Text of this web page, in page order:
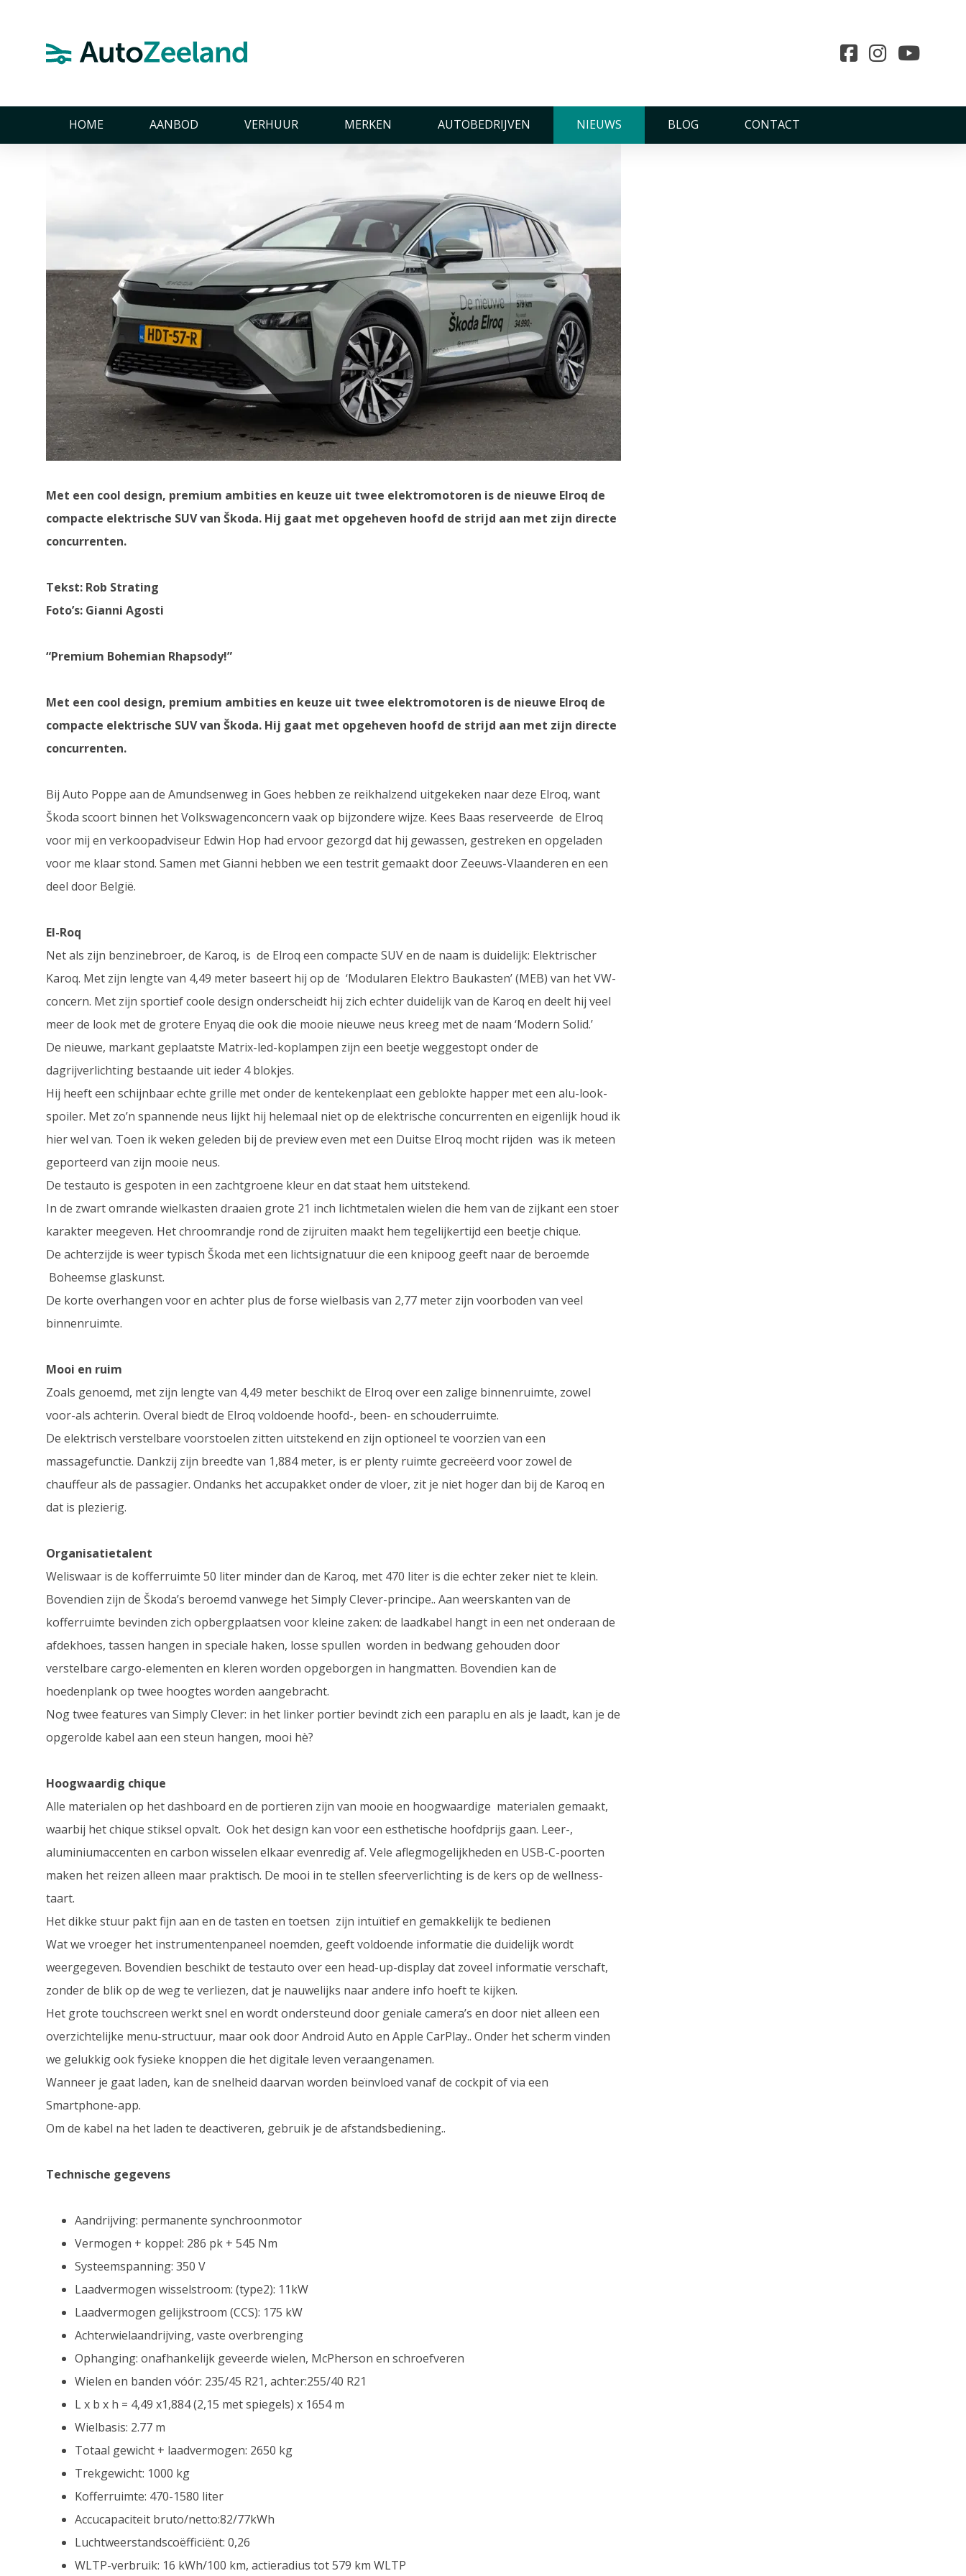
HOME AANBOD VERHUUR MERKEN AUTOBEDRIJVEN NIEUWS BLOG CONTACT
AutoZeelandtest van de Škoda Elroq 85
17 maart 2025
Met een cool design, premium ambities en keuze uit twee elektromotoren is de nieuwe Elroq de
compacte elektrische SUV van Škoda. Hij gaat met opgeheven hoofd de strijd aan met zijn directe
concurrenten.
Tekst: Rob Strating
Foto’s: Gianni Agosti
“Premium Bohemian Rhapsody!”
Met een cool design, premium ambities en keuze uit twee elektromotoren is de nieuwe Elroq de
compacte elektrische SUV van Škoda. Hij gaat met opgeheven hoofd de strijd aan met zijn directe
concurrenten.
Bij Auto Poppe aan de Amundsenweg in Goes hebben ze reikhalzend uitgekeken naar deze Elroq, want
Škoda scoort binnen het Volkswagenconcern vaak op bijzondere wijze. Kees Baas reserveerde de Elroq
voor mij en verkoopadviseur Edwin Hop had ervoor gezorgd dat hij gewassen, gestreken en opgeladen
voor me klaar stond. Samen met Gianni hebben we een testrit gemaakt door Zeeuws-Vlaanderen en een
deel door België.
El-Roq
Net als zijn benzinebroer, de Karoq, is de Elroq een compacte SUV en de naam is duidelijk: Elektrischer
Karoq. Met zijn lengte van 4,49 meter baseert hij op de ‘Modularen Elektro Baukasten’ (MEB) van het VW-
concern. Met zijn sportief coole design onderscheidt hij zich echter duidelijk van de Karoq en deelt hij veel
meer de look met de grotere Enyaq die ook die mooie nieuwe neus kreeg met de naam ‘Modern Solid.’
De nieuwe, markant geplaatste Matrix-led-koplampen zijn een beetje weggestopt onder de
dagrijverlichting bestaande uit ieder 4 blokjes.
Hij heeft een schijnbaar echte grille met onder de kentekenplaat een geblokte happer met een alu-look-
spoiler. Met zo’n spannende neus lijkt hij helemaal niet op de elektrische concurrenten en eigenlijk houd ik
hier wel van. Toen ik weken geleden bij de preview even met een Duitse Elroq mocht rijden was ik meteen
geporteerd van zijn mooie neus.
De testauto is gespoten in een zachtgroene kleur en dat staat hem uitstekend.
In de zwart omrande wielkasten draaien grote 21 inch lichtmetalen wielen die hem van de zijkant een stoer
karakter meegeven. Het chroomrandje rond de zijruiten maakt hem tegelijkertijd een beetje chique.
De achterzijde is weer typisch Škoda met een lichtsignatuur die een knipoog geeft naar de beroemde
Boheemse glaskunst.
De korte overhangen voor en achter plus de forse wielbasis van 2,77 meter zijn voorboden van veel
binnenruimte.
Mooi en ruim
Zoals genoemd, met zijn lengte van 4,49 meter beschikt de Elroq over een zalige binnenruimte, zowel
voor-als achterin. Overal biedt de Elroq voldoende hoofd-, been- en schouderruimte.
De elektrisch verstelbare voorstoelen zitten uitstekend en zijn optioneel te voorzien van een
massagefunctie. Dankzij zijn breedte van 1,884 meter, is er plenty ruimte gecreëerd voor zowel de
chauffeur als de passagier. Ondanks het accupakket onder de vloer, zit je niet hoger dan bij de Karoq en
dat is plezierig.
Organisatietalent
Weliswaar is de kofferruimte 50 liter minder dan de Karoq, met 470 liter is die echter zeker niet te klein.
Bovendien zijn de Škoda’s beroemd vanwege het Simply Clever-principe.. Aan weerskanten van de
kofferruimte bevinden zich opbergplaatsen voor kleine zaken: de laadkabel hangt in een net onderaan de
afdekhoes, tassen hangen in speciale haken, losse spullen worden in bedwang gehouden door
verstelbare cargo-elementen en kleren worden opgeborgen in hangmatten. Bovendien kan de
hoedenplank op twee hoogtes worden aangebracht.
Nog twee features van Simply Clever: in het linker portier bevindt zich een paraplu en als je laadt, kan je de
opgerolde kabel aan een steun hangen, mooi hè?
Hoogwaardig chique
Alle materialen op het dashboard en de portieren zijn van mooie en hoogwaardige materialen gemaakt,
waarbij het chique stiksel opvalt. Ook het design kan voor een esthetische hoofdprijs gaan. Leer-,
aluminiumaccenten en carbon wisselen elkaar evenredig af. Vele aflegmogelijkheden en USB-C-poorten
maken het reizen alleen maar praktisch. De mooi in te stellen sfeerverlichting is de kers op de wellness-
taart.
Het dikke stuur pakt fijn aan en de tasten en toetsen zijn intuïtief en gemakkelijk te bedienen
Wat we vroeger het instrumentenpaneel noemden, geeft voldoende informatie die duidelijk wordt
weergegeven. Bovendien beschikt de testauto over een head-up-display dat zoveel informatie verschaft,
zonder de blik op de weg te verliezen, dat je nauwelijks naar andere info hoeft te kijken.
Het grote touchscreen werkt snel en wordt ondersteund door geniale camera’s en door niet alleen een
overzichtelijke menu-structuur, maar ook door Android Auto en Apple CarPlay.. Onder het scherm vinden
we gelukkig ook fysieke knoppen die het digitale leven veraangenamen.
Wanneer je gaat laden, kan de snelheid daarvan worden beïnvloed vanaf de cockpit of via een
Smartphone-app.
Om de kabel na het laden te deactiveren, gebruik je de afstandsbediening..
Technische gegevens
Aandrijving: permanente synchroonmotor
Vermogen + koppel: 286 pk + 545 Nm
Systeemspanning: 350 V
Laadvermogen wisselstroom: (type2): 11kW
Laadvermogen gelijkstroom (CCS): 175 kW
Achterwielaandrijving, vaste overbrenging
Ophanging: onafhankelijk geveerde wielen, McPherson en schroefveren
Wielen en banden vóór: 235/45 R21, achter:255/40 R21
L x b x h = 4,49 x1,884 (2,15 met spiegels) x 1654 m
Wielbasis: 2.77 m
Totaal gewicht + laadvermogen: 2650 kg
Trekgewicht: 1000 kg
Kofferruimte: 470-1580 liter
Accucapaciteit bruto/netto:82/77kWh
Luchtweerstandscoëfficiënt: 0,26
WLTP-verbruik: 16 kWh/100 km, actieradius tot 579 km WLTP